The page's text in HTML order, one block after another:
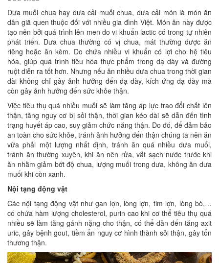
Dưa muối chua hay dưa cải muối chua, dưa cải món là món ăn
dân giã quen thuộc đối với nhiều gia đình Việt. Món ăn này được
tạo nên bởi quá trình lên men do vi khuẩn lactic có trong tự nhiên
phát triển. Dưa chua thường có vị chua, mát thường được ăn
riêng hoặc ăn kèm. Do chứa nhiều vi khuẩn có lợi cho hệ tiêu
hóa, giúp quá trình tiêu hóa thực phẩm trong dạ dày và đường
ruột diễn ra tốt hơn. Nhưng nếu ăn nhiều dưa chua trong thời gian
dài không chỉ gây ảnh hưởng đến dạ dày, kích ứng dạ dày mà
còn gây ảnh hưởng đến sức khỏe thận.
Việc tiêu thụ quá nhiều muối sẽ làm tăng áp lực trao đổi chất lên
thận, tăng nguy cơ bị sỏi thận, thời gian kéo dài sẽ dẫn đến tình
trạng huyết áp cao, suy giảm chức năng thận. Do đó, để đảm bảo
an toàn cho sức khỏe, tránh ảnh hưởng đến thận chúng ta nên ăn
vừa phải một lượng nhất định, tránh ăn quá nhiều dưa muối,
tránh ăn thường xuyên, khi ăn nên rửa, vắt sạch nước trước khi
ăn nhằm giảm bớt độ chua, lượng muối trong dưa, không ăn dưa
muối khi còn xanh.
Nội tạng động vật
Các nội tạng động vật như gan lợn, lòng lợn, tim lợn, lòng bò,…
có chứa hàm lượng cholesterol, purin cao khi cơ thể tiêu thụ quá
nhiều sẽ làm tăng gánh nặng cho thận, có thể dẫn đến tăng axit
uric, gây bệnh gout, tiềm ẩn nguy cơ hình thành sỏi thận, gây tổn
thương thận.